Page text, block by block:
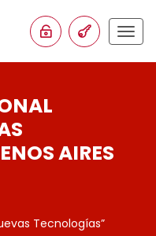
AIRES
Tecnologías”